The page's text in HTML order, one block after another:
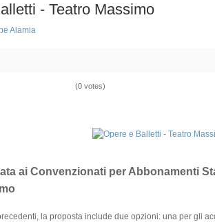
- Teatro Massimo
Alamia
(0 votes)
ai Convenzionati per Abbonamenti
la proposta include due opzioni: una per gli